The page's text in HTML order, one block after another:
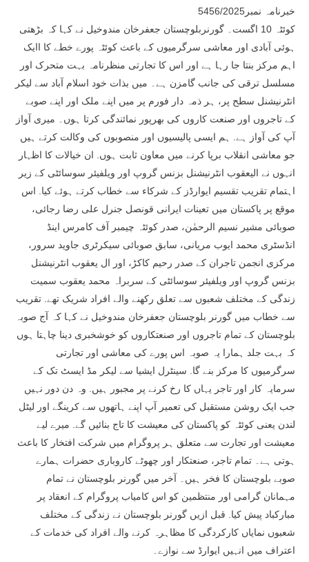
خبرنامہ نمبر5456/2025
کوئٹہ 10 اگست۔ گورنربلوچستان جعفرخان مندوخیل نے کہا کہ بڑھتی
ہوئی آبادی اور معاشی سرگرمیوں کے باعث کوئٹہ پورے خطے کا اایک
اہم مرکز بنتا جا رہا ہے اور اس کا تجارتی منظرنامہ بہت متحرک اور
مسلسل ترقی کی جانب گامزن ہے۔ میں بذات خود اسلام آباد سے لیکر
انٹرنیشنل سطح پر، ہر ذمہ دار فورم پر میں اپنے ملک اور اپنے صوبے
کے تاجروں اور صنعت کاروں کی بھرپور نمائندگی کرتا ہوں۔ میری آواز
آپ کی آواز ہے. ہم ایسی پالیسیوں اور منصوبوں کی وکالت کرتے ہیں
جو معاشی انقلاب برپا کرنے میں معاون ثابت ہوں. ان خیالات کا اظہار
انہوں نے الیعقوب انٹرنیشنل بزنس گروپ اور ویلفیئر سوسائٹی کے زیر
اہتمام تقریب تقسیم ایوارڈز کے شرکاء سے خطاب کرتے ہوئے کیا. اس
موقع پر پاکستان میں تعینات ایرانی قونصل جنرل علی رضا رجائی،
صوبائی مشیر نسیم الرحمٰن، صدر کوئٹہ چیمبر آف کامرس اینڈ
انڈسٹری محمد ایوب مریانی، سابق صوبائی سیکرٹری جاوید سرور،
مرکزی انجمن تاجران کے صدر رحیم کاکڑ، اور ال یعقوب انٹرنیشنل
بزنس گروپ اور ویلفیئر سوسائٹی کے سربراہ محمد یعقوب سمیت
زندگی کے مختلف شعبوں سے تعلق رکھنے والے افراد شریک تھے. تقریب
سے خطاب میں گورنر بلوچستان جعفرخان مندوخیل نے کہا کہ آج صوبہ
بلوچستان کے تمام تاجروں اور صنعتکاروں کو خوشخبری دینا چاہتا ہوں
کہ بہت جلد ہمارا یہ صوبہ اس پورے کی معاشی اور تجارتی
سرگرمیوں کا مرکز بنے گا. سینٹرل ایشیا سے لیکر مڈ ایسٹ تک کے
سرمایہ کار اور تاجر یہاں کا رخ کرنے پر مجبور ہیں. وہ دن دور نہیں
جب ایک روشن مستقبل کی تعمیر آپ اپنے ہاتھوں سے کرینگے اور لیٹل
لندن یعنی کوئٹہ کو پاکستان کی معیشت کا تاج بنائیں گے. میرے لیے
معیشت اور تجارت سے متعلق ہر پروگرام میں شرکت افتخار کا باعث
ہوتی ہے۔ تمام تاجر، صنعتکار اور چھوٹے کاروباری حضرات ہمارے
صوبے بلوچستان کا فخر ہیں۔ آخر میں گورنر بلوچستان نے تمام
مہمانان گرامی اور منتظمین کو اس کامیاب پروگرام کے انعقاد پر
مبارکباد پیش کیا. قبل ازیں گورنر بلوچستان نے زندگی کے مختلف
شعبوں نمایاں کارکردگی کا مظاہرہ کرنے والے افراد کی خدمات کے
اعتراف میں انہیں ایوارڈ سے نوازے۔